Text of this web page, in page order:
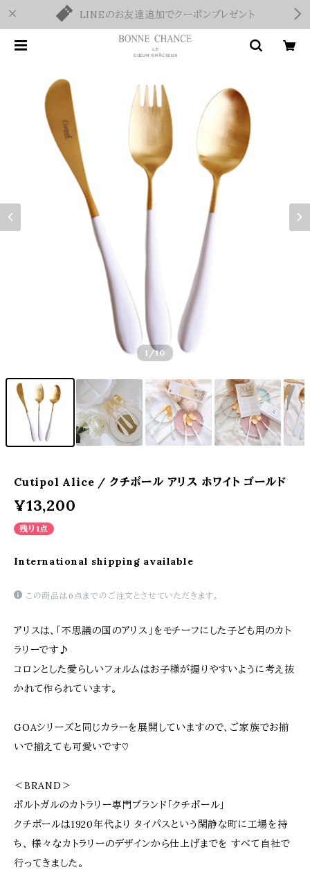
LINEのお友達追加でクーポンプレゼント
1 /10
Cutipol Alice / クチポール アリス ホワイト ゴールド
¥13,200
残り1点
International shipping available
この商品は6点までのご注文とさせていただきます。
アリスは、「不思議の国のアリス」をモチーフにした子ども用のカト
ラリーです♪
コロンとした愛らしいフォルムはお子様が握りやすいように考え抜
かれて作られています。
GOAシリーズと同じカラーを展開していますので、ご家族でお揃
いで揃えても可愛いです♡
＜BRAND＞
ポルトガルのカトラリー専門ブランド「クチポール」
クチポールは1920年代より タイパスという閑静な町に工場を持
ち、 様々なカトラリーのデザインから仕上げまでを すべて自社で
行ってきました。